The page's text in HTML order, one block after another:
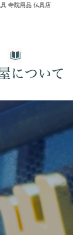
寺院用品 仏具店